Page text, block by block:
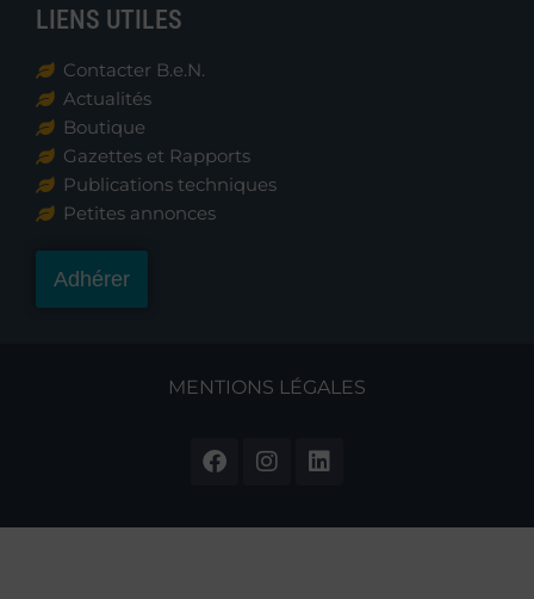
LIENS UTILES
Contacter B.e.N.
Actualités
Boutique
Gazettes et Rapports
Publications techniques
Petites annonces
Adhérer
MENTIONS LÉGALES